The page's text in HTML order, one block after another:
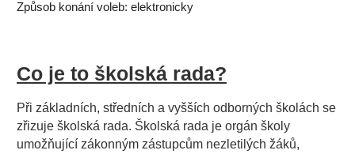
Způsob konání voleb: elektronicky
Co je to školská rada?
Při základních, středních a vyšších odborných školách se
zřizuje školská rada. Školská rada je orgán školy
umožňující zákonným zástupcům nezletilých žáků,